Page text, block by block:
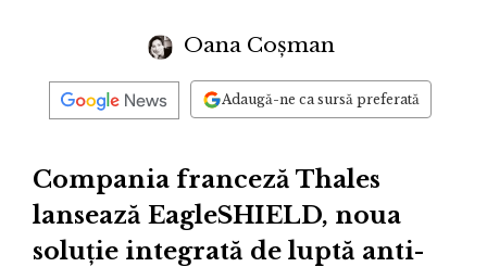
Oana Coșman
Adaugă-ne ca sursă preferată
Compania franceză Thales
lansează EagleSHIELD, noua
soluție integrată de luptă anti-